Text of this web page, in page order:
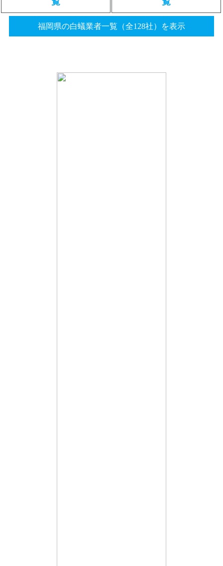
福岡県の白蟻業者一覧（全128社）を表示